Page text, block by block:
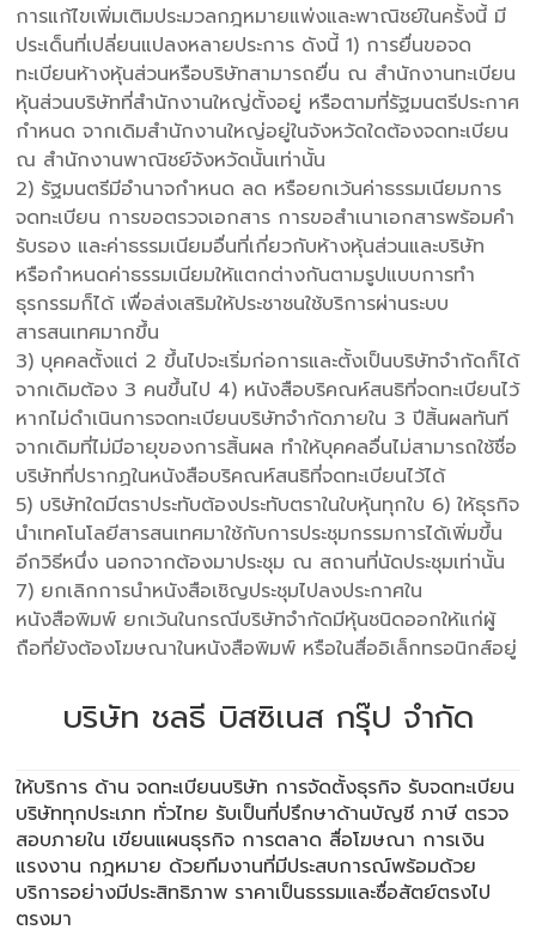
การแก้ไขเพิ่มเติมประมวลกฎหมายแพ่งและพาณิชย์ในครั้งนี้ มี
ประเด็นที่เปลี่ยนแปลงหลายประการ ดังนี้ 1) การยื่นขอจด
ทะเบียนห้างหุ้นส่วนหรือบริษัทสามารถยื่น ณ สำนักงานทะเบียน
หุ้นส่วนบริษัทที่สำนักงานใหญ่ตั้งอยู่ หรือตามที่รัฐมนตรีประกาศ
กำหนด จากเดิมสำนักงานใหญ่อยู่ในจังหวัดใดต้องจดทะเบียน
ณ สำนักงานพาณิชย์จังหวัดนั้นเท่านั้น
2) รัฐมนตรีมีอำนาจกำหนด ลด หรือยกเว้นค่าธรรมเนียมการ
จดทะเบียน การขอตรวจเอกสาร การขอสำเนาเอกสารพร้อมคำ
รับรอง และค่าธรรมเนียมอื่นที่เกี่ยวกับห้างหุ้นส่วนและบริษัท
หรือกำหนดค่าธรรมเนียมให้แตกต่างกันตามรูปแบบการทำ
ธุรกรรมก็ได้ เพื่อส่งเสริมให้ประชาชนใช้บริการผ่านระบบ
สารสนเทศมากขึ้น
3) บุคคลตั้งแต่ 2 ขึ้นไปจะเริ่มก่อการและตั้งเป็นบริษัทจำกัดก็ได้
จากเดิมต้อง 3 คนขึ้นไป 4) หนังสือบริคณห์สนธิที่จดทะเบียนไว้
หากไม่ดำเนินการจดทะเบียนบริษัทจำกัดภายใน 3 ปีสิ้นผลทันที
จากเดิมที่ไม่มีอายุของการสิ้นผล ทำให้บุคคลอื่นไม่สามารถใช้ชื่อ
บริษัทที่ปรากฏในหนังสือบริคณห์สนธิที่จดทะเบียนไว้ได้
5) บริษัทใดมีตราประทับต้องประทับตราในใบหุ้นทุกใบ 6) ให้ธุรกิจ
นำเทคโนโลยีสารสนเทศมาใช้กับการประชุมกรรมการได้เพิ่มขึ้น
อีกวิธีหนึ่ง นอกจากต้องมาประชุม ณ สถานที่นัดประชุมเท่านั้น
7) ยกเลิกการนำหนังสือเชิญประชุมไปลงประกาศใน
หนังสือพิมพ์ ยกเว้นในกรณีบริษัทจำกัดมีหุ้นชนิดออกให้แก่ผู้
ถือที่ยังต้องโฆษณาในหนังสือพิมพ์ หรือในสื่ออิเล็กทรอนิกส์อยู่
บริษัท ชลธี บิสซิเนส กรุ๊ป จำกัด
ให้บริการ ด้านจดทะเบียนบริษัท การจัดตั้งธุรกิจ รับจดทะเบียน
บริษัททุกประเภท ทั่วไทย รับเป็นที่ปรึกษาด้านบัญชี ภาษี ตรวจ
สอบภายใน เขียนแผนธุรกิจ การตลาด สื่อโฆษณา การเงิน
แรงงาน กฎหมาย ด้วยทีมงานที่มีประสบการณ์พร้อมด้วย
บริการอย่างมีประสิทธิภาพ ราคาเป็นธรรมและซื่อสัตย์ตรงไป
ตรงมา